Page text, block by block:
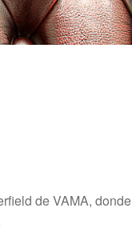
de VAMA, donde